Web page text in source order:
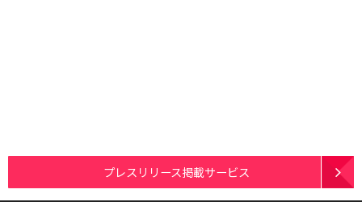
プレスリリース掲載サービス